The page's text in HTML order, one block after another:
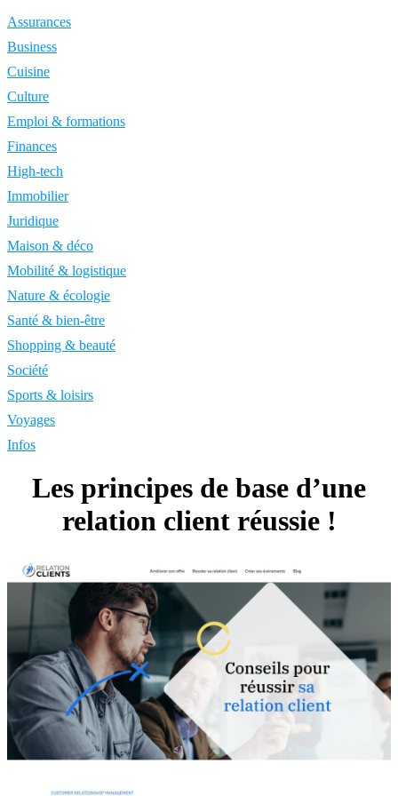
Assurances
Business
Cuisine
Culture
Emploi & formations
Finances
High-tech
Immobilier
Juridique
Maison & déco
Mobilité & logistique
Nature & écologie
Santé & bien-être
Shopping & beauté
Société
Sports & loisirs
Voyages
Infos
Les principes de base d’une
relation client réussie !